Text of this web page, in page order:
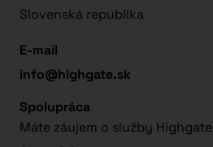
Slovenská republika
E-mail
info@highgate.sk
Spolupráca
Máte záujem o služby Highgate